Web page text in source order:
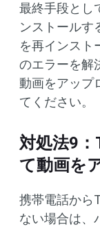
最終手段とし
ンストールす
を再インスト
のエラーを解
動画をアップ
てください。
対処法9
て動画を
携帯電話から
ない場合は、